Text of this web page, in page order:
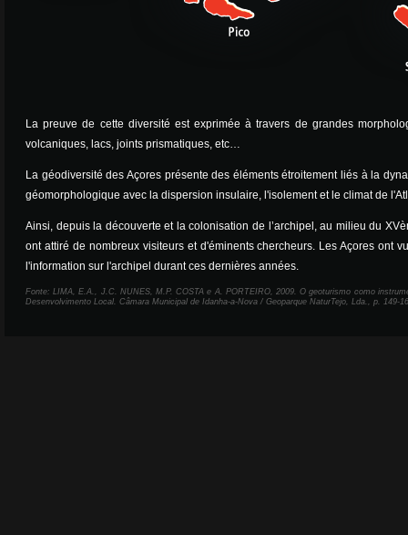
La preuve de cette diversité est exprimée à travers de grandes
volcaniques, lacs, joints prismatiques, etc…
La géodiversité des Açores présente des éléments étroitement liés à la
géomorphologique avec la dispersion insulaire, l'isolement et le climat de
Ainsi, depuis la découverte et la colonisation de l’archipel, au milieu du
ont attiré de nombreux visiteurs et d'éminents chercheurs. Les Açores
l'information sur l'archipel durant ces dernières années.
Fonte: LIMA, E.A., J.C. NUNES, M.P. COSTA e A. PORTEIRO, 2009. O geoturismo como
Desenvolvimento Local. Câmara Municipal de Idanha-a-Nova / Geoparque NaturTejo, Lda., p. 149-